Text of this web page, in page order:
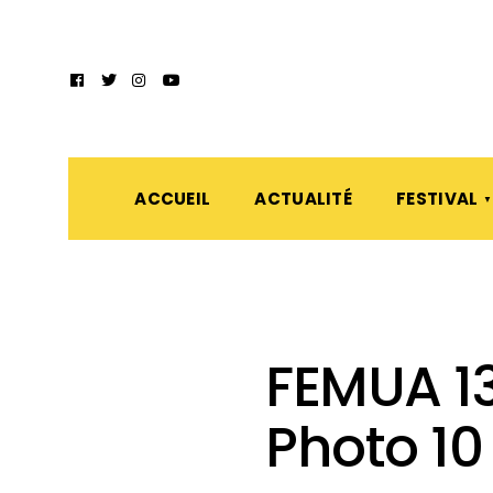
ACCUEIL ACTUALITÉ FESTIVAL
FEMUA
Photo 10